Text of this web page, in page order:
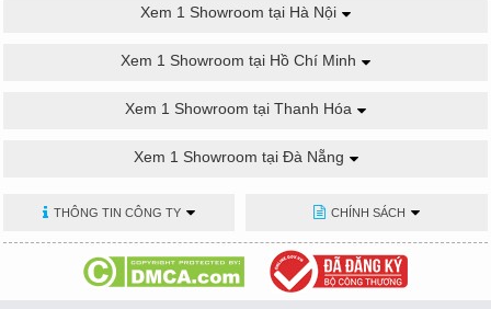
Xem 1 Showroom tại Hà Nội
Xem 1 Showroom tại Hồ Chí Minh
Xem 1 Showroom tại Thanh Hóa
Xem 1 Showroom tại Đà Nẵng
THÔNG TIN CÔNG TY CHÍNH SÁCH